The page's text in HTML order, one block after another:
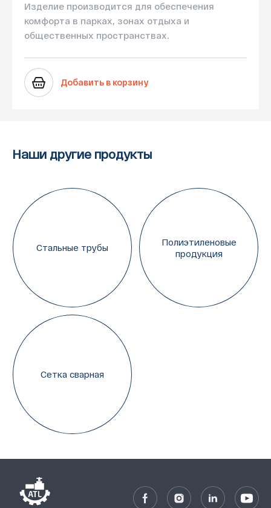
Изделие производится для обеспечения
комфорта в парках, зонах отдыха и
общественных пространствах.
Добавить в корзину
Наши другие продукты
Стальные трубы
Полиэтиленовые
продукция
Сетка сварная